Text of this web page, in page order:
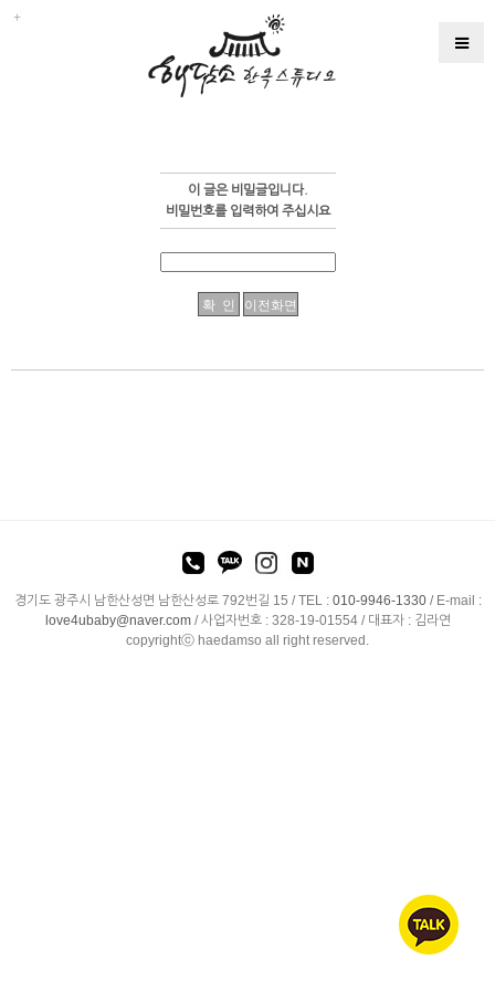
이 글은 비밀글입니다.
비밀번호를 입력하여 주십시요
경기도 광주시 남한산성면 남한산성로 792번길 15 /TEL : 010-9946-1330/ E-mail :
love4ubaby@naver.com/ 사업자번호 : 328-19-01554 / 대표자 : 김라연
copyrightⓒ haedamso all right reserved.